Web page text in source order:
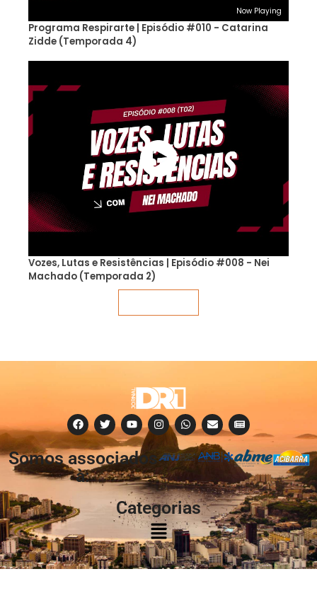
Now Playing
Programa Respirarte | Episódio #010 - Catarina
Zidde (Temporada 4)
Vozes, Lutas e Resistências | Episódio #008 - Nei
Machado (Temporada 2)
Somos associados
à:
Categorias